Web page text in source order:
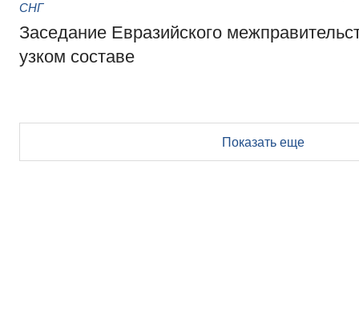
СНГ
Заседание Евразийского
узком составе
Показать еще